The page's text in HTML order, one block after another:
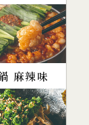
麻辣味